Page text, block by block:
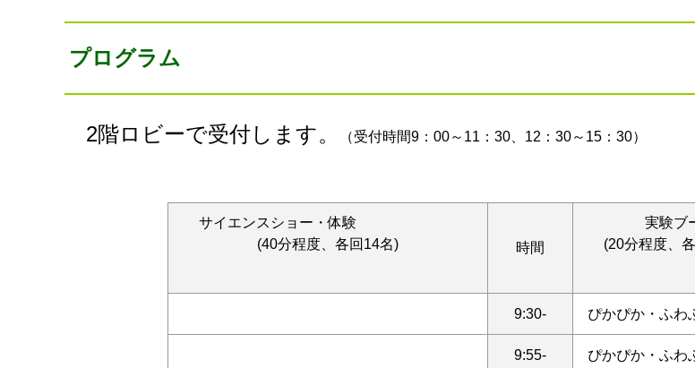
プログラム
2階ロビーで受付します。 （受付時間9：00～11：30、12
サイエンスショー・体験
(40分程度、各回14名)
時間
実験ブ
(20分程度、
9:30- ぴかぴか・ふわ
9:55- ぴかぴか・ふわ